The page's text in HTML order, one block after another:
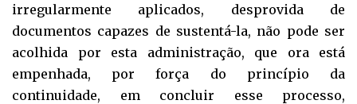
irregularmente aplicados, desprovida de
documentos capazes de sustentá-la, não pode ser
acolhida por esta administração, que ora está
empenhada, por força do princípio da
continuidade, em concluir esse processo,